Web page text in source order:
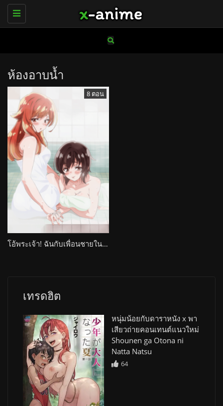
Toggle
navigation
ห้องอาบน้ำ
8 ตอน
โอ้พระเจ้า! ฉันกับเพื่อนชายในห้องอาบน้ำหญิง Araiya-san!: Ore to Aitsu ga Onnayu de!?
เทรดฮิต
หนุ่มน้อยกับดาราหนัง x พา
เสียวถ่ายคอนเทนต์แนวใหม่
Shounen ga Otona ni
Natta Natsu
64